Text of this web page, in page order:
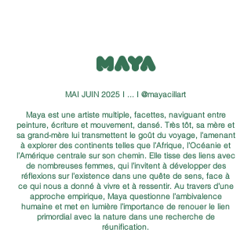
Maya
MAI JUIN 2025 I ... I @mayacillart
Maya est une artiste multiple, facettes, naviguant entre
peinture, écriture et mouvement, dansé. Très tôt, sa mère et
sa grand-mère lui transmettent le goût du voyage, l’amenant
à explorer des continents telles que l’Afrique, l’Océanie et
l’Amérique centrale sur son chemin. Elle tisse des liens avec
de nombreuses femmes, qui l’invitent à développer des
réflexions sur l’existence dans une quête de sens, face à
ce qui nous a donné à vivre et à ressentir. Au travers d’une
approche empirique, Maya questionne l’ambivalence
humaine et met en lumière l’importance de renouer le lien
primordial avec la nature dans une recherche de
réunification.